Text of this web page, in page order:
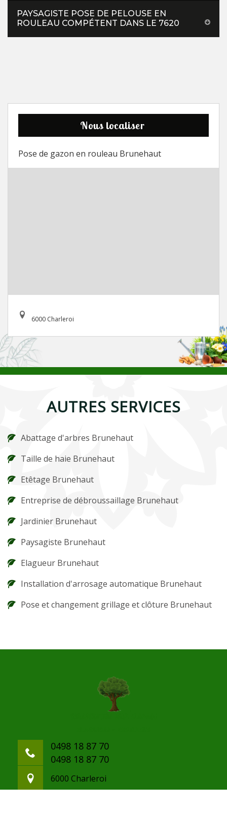
PAYSAGISTE POSE DE PELOUSE EN
ROULEAU COMPÉTENT DANS LE 7620
Nous localiser
Pose de gazon en rouleau Brunehaut
6000 Charleroi
AUTRES SERVICES
Abattage d'arbres Brunehaut
Taille de haie Brunehaut
Etêtage Brunehaut
Entreprise de débroussaillage Brunehaut
Jardinier Brunehaut
Paysagiste Brunehaut
Elagueur Brunehaut
Installation d'arrosage automatique Brunehaut
Pose et changement grillage et clôture Brunehaut
0498 18 87 70
0498 18 87 70
6000 Charleroi